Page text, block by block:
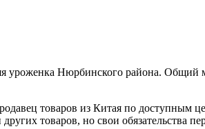
уроженка Нюрбинского района.
товаров из Китая по доступным
товаров, но свои обязательства